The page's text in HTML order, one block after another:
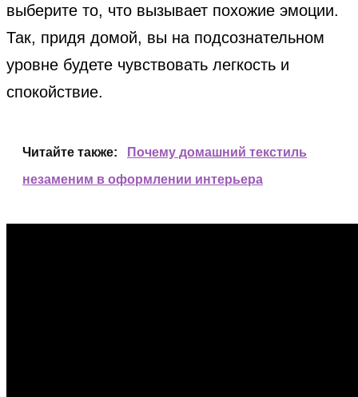
выберите то, что вызывает похожие эмоции.
Так, придя домой, вы на подсознательном
уровне будете чувствовать легкость и
спокойствие.
Читайте также:
Почему домашний текстиль
незаменим в оформлении интерьера